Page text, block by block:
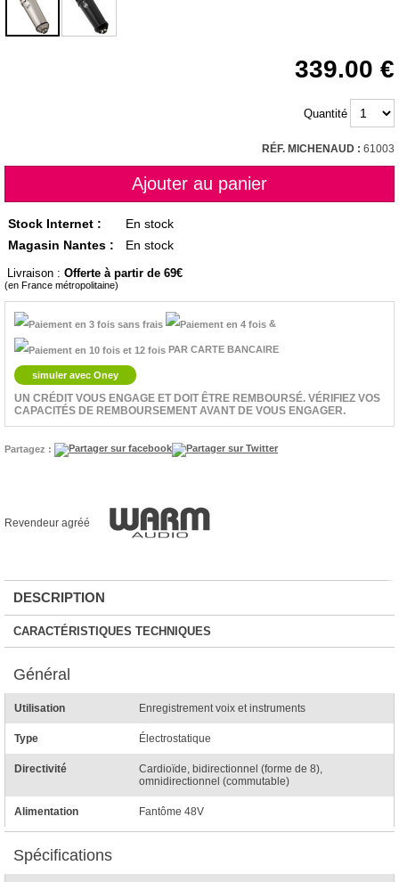
339.00
Quantité
RÉF. MICHENAUD : 61003
Stock Internet :
En stock
Magasin Nantes :
En stock
Livraison : Offerte à partir de 69
(en France métropolitaine)
&
PAR CARTE BANCAIRE
simuler avec Oney
UN CRÉDIT VOUS ENGAGE ET DOIT ÊTRE REMBOURSÉ. VÉRIFIEZ VOS
CAPACITÉS DE REMBOURSEMENT AVANT DE VOUS ENGAGER.
Partagez :
Revendeur agréé
DESCRIPTION
CARACTÉRISTIQUES TECHNIQUES
Général
Utilisation Enregistrement voix et instruments
Type Électrostatique
Directivité
Cardioïde, bidirectionnel (forme de 8),
omnidirectionnel (commutable)
Alimentation Fantôme 48V
Spécifications